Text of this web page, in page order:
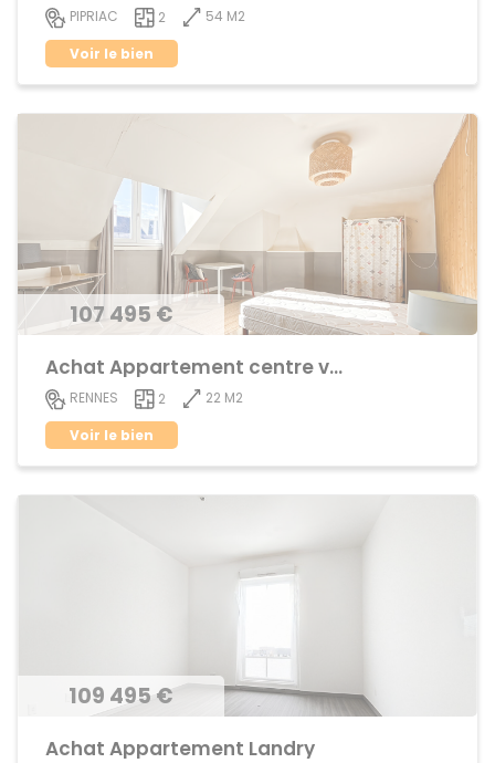
PIPRIAC 2
54 M2
Voir le bien
107 495 €
Achat Appartement centre ville
RENNES 2
22 M2
Voir le bien
109 495 €
Achat Appartement Landry